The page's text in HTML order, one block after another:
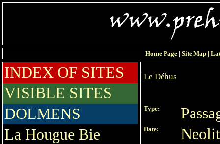
Home Page | Site Map |
INDEX OF SITES
VISIBLE SITES
DOLMENS
La Hougue Bie
Le Déhus
Type:
Date: